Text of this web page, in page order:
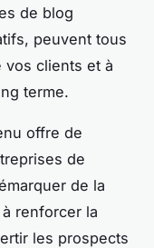
de blog
peuvent tous
vos clients et à
terme.
offre de
de
de la
renforcer la
les prospects